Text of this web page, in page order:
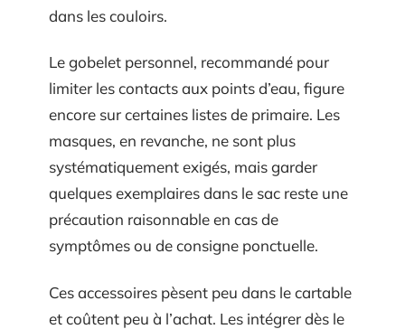
dans les couloirs.
Le gobelet personnel, recommandé pour
limiter les contacts aux points d’eau, figure
encore sur certaines listes de primaire. Les
masques, en revanche, ne sont plus
systématiquement exigés, mais garder
quelques exemplaires dans le sac reste une
précaution raisonnable en cas de
symptômes ou de consigne ponctuelle.
Ces accessoires pèsent peu dans le cartable
et coûtent peu à l’achat. Les intégrer dès le